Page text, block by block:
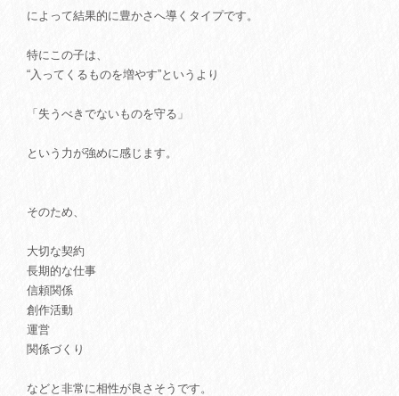
によって結果的に豊かさへ導くタイプです。
特にこの子は、
“入ってくるものを増やす”というより
「失うべきでないものを守る」
という力が強めに感じます。
そのため、
大切な契約
長期的な仕事
信頼関係
創作活動
運営
関係づくり
などと非常に相性が良さそうです。